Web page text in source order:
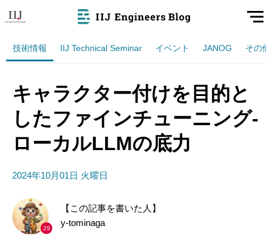
技術情報 IIJ Technical Seminar イベント JANOG その他
キャラクター付けを目的と
したファインチューニング-
ローカルLLMの底力
2024年10月01日 火曜日
29
【この記事を書いた人】
y-tominaga